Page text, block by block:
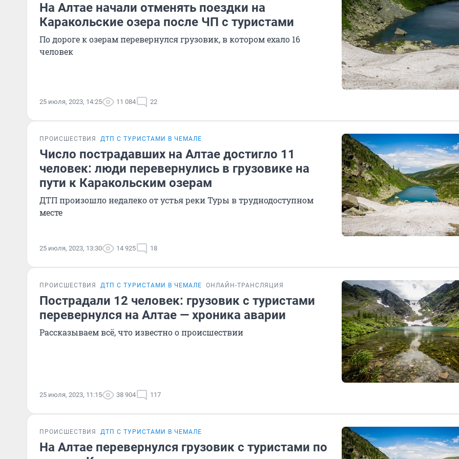
На Алтае начали отменять поездки на
Каракольские озера после ЧП с туристами
По дороге к озерам перевернулся грузовик, в котором ехало 16
человек
25 июля, 2023, 14:25 11 084 22
ПРОИСШЕСТВИЯ ДТП С ТУРИСТАМИ В ЧЕМАЛЕ
Число пострадавших на Алтае достигло 11
человек: люди перевернулись в грузовике на
пути к Каракольским озерам
ДТП произошло недалеко от устья реки Туры в труднодоступном
месте
25 июля, 2023, 13:30 14 925 18
ПРОИСШЕСТВИЯ ДТП С ТУРИСТАМИ В ЧЕМАЛЕ ОНЛАЙН-ТРАНСЛЯЦИЯ
Пострадали 12 человек: грузовик с туристами
перевернулся на Алтае — хроника аварии
Рассказываем всё, что известно о происшествии
25 июля, 2023, 11:15 38 904 117
ПРОИСШЕСТВИЯ ДТП С ТУРИСТАМИ В ЧЕМАЛЕ
На Алтае перевернулся грузовик с туристами по